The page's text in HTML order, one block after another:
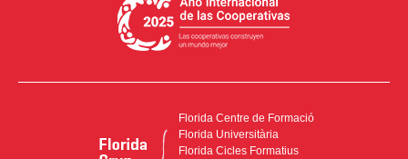
Florida Centre de Formació
Florida Universitària
Florida Cicles Formatius